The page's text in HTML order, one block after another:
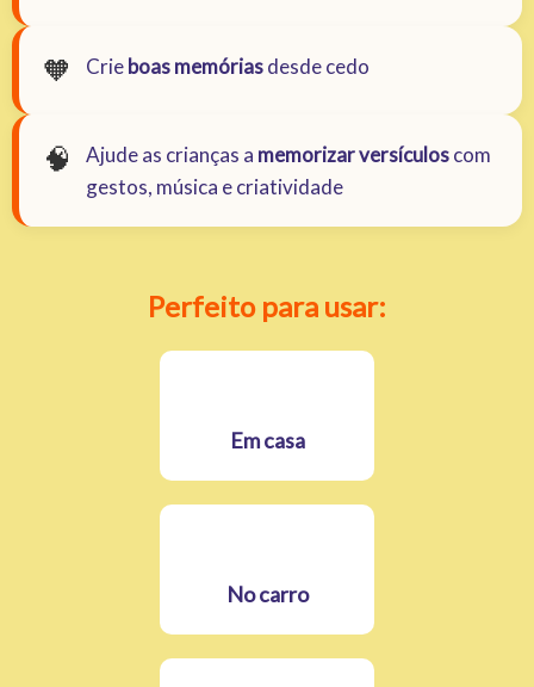
🧡 Crieboas memóriasdesde cedo
🧠 Ajude as crianças a memorizar versículoscom
gestos, música e criatividade
Perfeito para usar:
Em casa
No carro